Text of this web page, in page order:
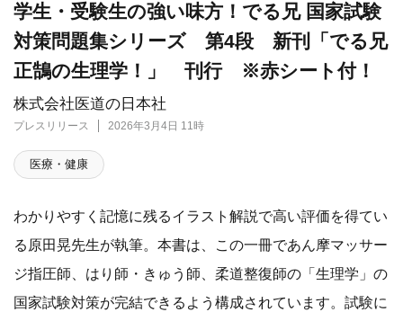
株式会社医道の日本社
プレスリリース 2026年3月4日 11時
学生・受験生の強い味方！でる兄 国家試験
対策問題集シリーズ 第4段 新刊「でる兄
正鵠の生理学！」 刊行 ※赤シート付！
医療・健康
わかりやすく記憶に残るイラスト解説で高い評価を得てい
る原田晃先生が執筆。本書は、この一冊であん摩マッサー
ジ指圧師、はり師・きゅう師、柔道整復師の「生理学」の
国家試験対策が完結できるよう構成されています。試験に